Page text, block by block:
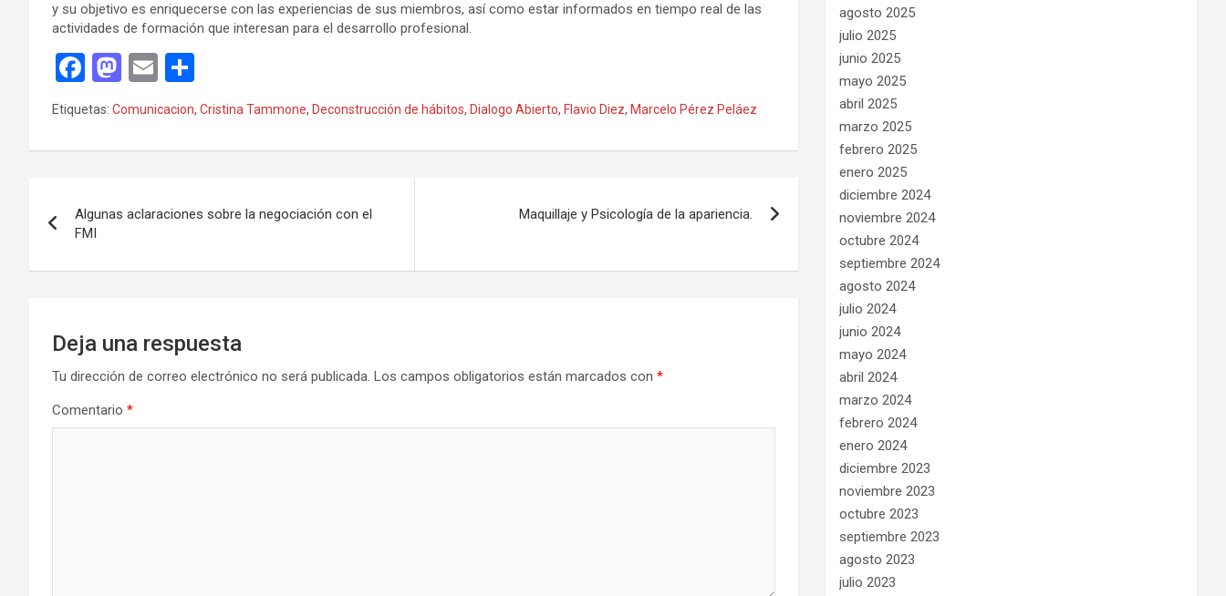
y su objetivo es enriquecerse con las experiencias de sus miembros, así como estar informados en tiempo real de las
actividades de formación que interesan para el desarrollo profesional.
F
a
ce
b
o
k
M
st
o
o
E
m
ail
o
m
p
tir
Etiquetas: Comunicacion, Cristina Tammone, Deconstrucción de hábitos, Dialogo Abierto, Flavio Diez, Marcelo Pérez Peláez
de
entradas
Algunas aclaraciones sobre la negociación con el
FMI
Maquillaje y Psicología de la apariencia.
Deja una respuesta
Tu dirección de correo electrónico no será publicada. Los campos obligatorios están marcados con *
Comentario *
agosto 2025
julio 2025
junio 2025
mayo 2025
abril 2025
marzo 2025
febrero 2025
enero 2025
diciembre 2024
noviembre 2024
octubre 2024
septiembre 2024
agosto 2024
julio 2024
junio 2024
mayo 2024
abril 2024
marzo 2024
febrero 2024
enero 2024
diciembre 2023
noviembre 2023
octubre 2023
septiembre 2023
agosto 2023
julio 2023